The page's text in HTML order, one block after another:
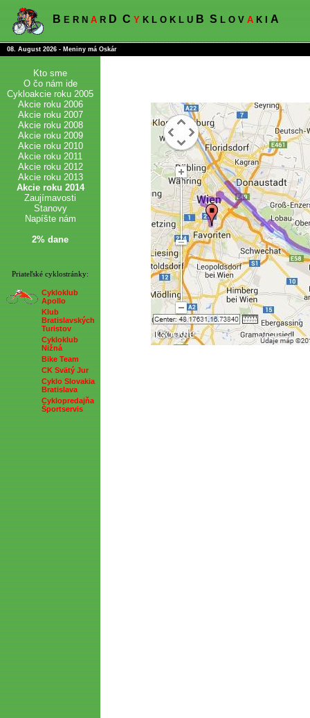
B E R N A R D C Y K L O K L U B S L O V A K I A
08. August 2026 - Meniny má Oskár
Kto sme
O čo nám ide
Cykloakcie roku 2005
Akcie roku 2006
Akcie roku 2007
Akcie roku 2008
Akcie roku 2009
Akcie roku 2010
Akcie roku 2011
Akcie roku 2012
Akcie roku 2013
Akcie roku 2014
Zaujímavosti
Stanovy
Napíšte nám
2% dane
Priateľské cyklostránky:
Cykloklub
Apollo
Klub
Bratislavských
Turistov
Cykloklub
Nižná
Bike Team
CK Svätý Jur
Cyklo Slovakia
Bratislava
Cyklopredajňa
Športservis